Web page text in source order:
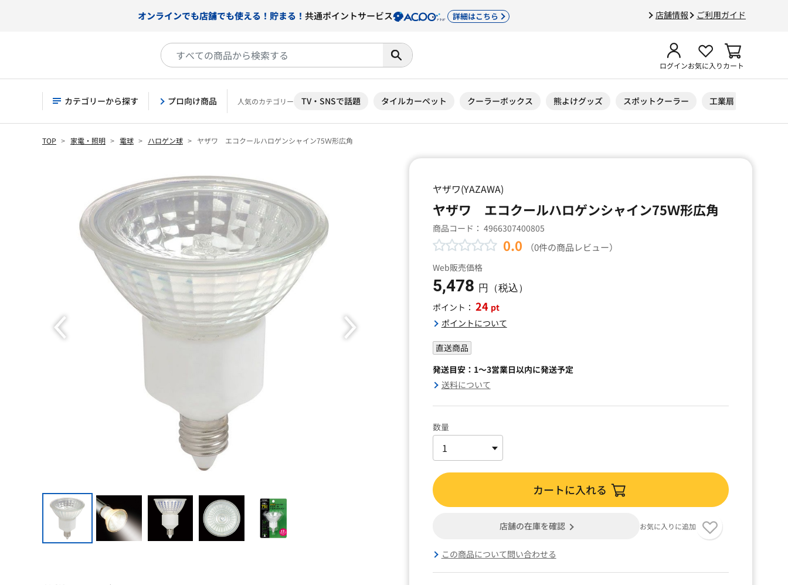
店舗情報 ご利用ガイド
オンラインでも店舗でも使える！貯まる！ 共通ポイントサービス 詳細はこちら
ログインお気に入りカート
カテゴリーから探す プロ向け商品 人気のカテゴリー TV・SNSで話題 タイルカーペット クーラーボックス 熊よけグッズ スポットクーラー 工業扇
TOP 家電・照明 電球 ハロゲン球 ヤザワ エコクールハロゲンシャイン75Ｗ形広角
ヤザワ(YAZAWA)
ヤザワ エコクールハロゲンシャイン75Ｗ形広角
商品コード： 4966307400805
0.0 （0件の商品レビュー）
Web販売価格
5,478 円（税込）
ポイント： 24 pt
ポイントについて
直送商品
発送目安：1～3営業日以内に発送予定
送料について
数量
カートに入れる
店舗の在庫を確認 お気に入りに追加
この商品について問い合わせる